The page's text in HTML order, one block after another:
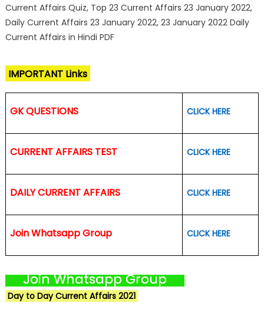
Current Affairs Quiz, Top 23 Current Affairs 23 January 2022,
Daily Current Affairs 23 January 2022, 23 January 2022 Daily
Current Affairs in Hindi PDF
IMPORTANT Links
GK QUESTIONS CLICK HERE
CURRENT AFFAIRS TEST CLICK HERE
DAILY CURRENT AFFAIRS CLICK HERE
Join Whatsapp Group CLICK HERE
Join Whatsapp Group
Day to Day Current Affairs 2021